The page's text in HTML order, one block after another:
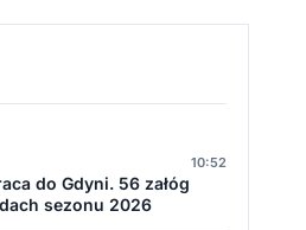
10:52
do Gdyni. 56 załóg
sezonu 2026